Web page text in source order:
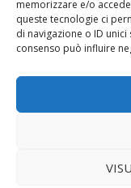
memorizzare e/o
queste tecnologie ci
di navigazione o ID
consenso può influire
Chi